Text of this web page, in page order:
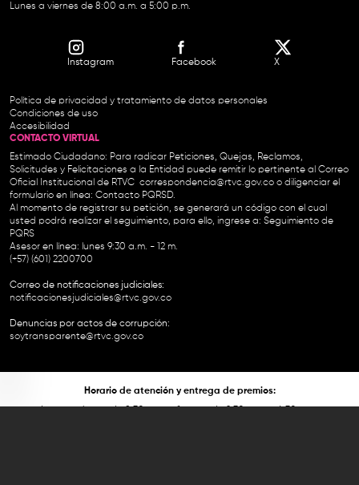
Lunes a viernes de 8:00 a.m. a 5:00 p.m.
Instagram Facebook X
Política de privacidad y tratamiento de datos personales
Condiciones de uso
Accesibilidad
CONTACTO VIRTUAL
Estimado Ciudadano: Para radicar Peticiones, Quejas, Reclamos,
Solicitudes y Felicitaciones a la Entidad puede remitir lo pertinente al Correo
Oficial Institucional de RTVC correspondencia@rtvc.gov.co o diligenciar el
formulario en línea: Contacto PQRSD.
Al momento de registrar su petición, se generará un código con el cual
usted podrá realizar el seguimiento, para ello, ingrese a: Seguimiento de
PQRS
Asesor en línea: lunes 9:30 a.m. - 12 m.
(+57) (601) 2200700
Correo de notificaciones judiciales:
notificacionesjudiciales@rtvc.gov.co
Denuncias por actos de corrupción:
soytransparente@rtvc.gov.co
Horario de atención y entrega de premios: